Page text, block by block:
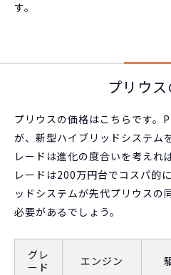
す。
プリウ
プリウスの価格はこちらです。
が、新型ハイブリッドシステム
レードは進化の度合いを考えれ
レードは200万円台でコスパ的
ッドシステムが先代プリウスの
必要があるでしょう。
グレ
ード
エンジン